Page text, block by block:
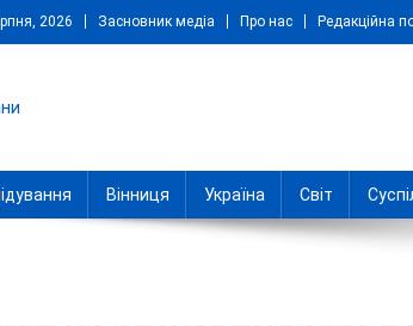
2026 Засновник медіа Про нас Редакційна
Вінниця Україна Світ